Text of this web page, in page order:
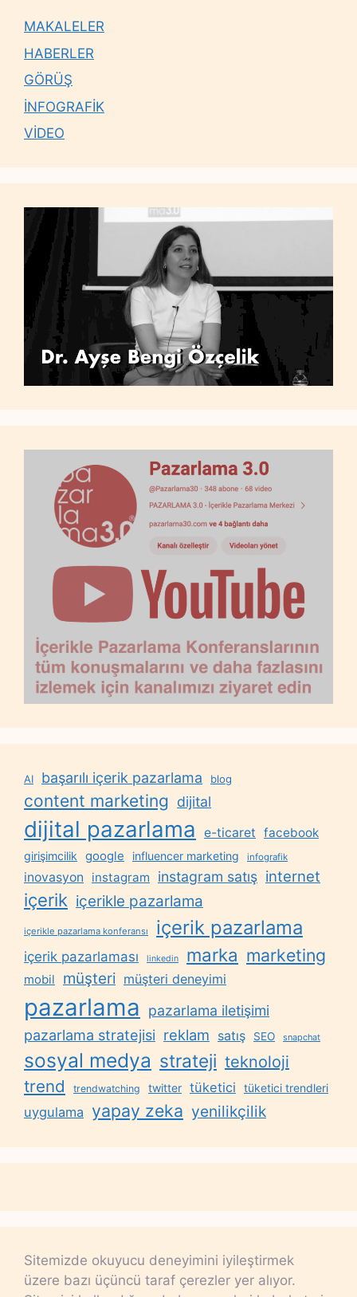
MAKALELER
HABERLER
GÖRÜŞ
İNFOGRAFİK
VİDEO
AI başarılı içerik pazarlama blog
content marketing dijital
dijital pazarlama e-ticaret facebook
girişimcilik google influencer marketing infografik
inovasyon instagram instagram satış internet
içerik içerikle pazarlama
içerikle pazarlama konferansı içerik pazarlama
içerik pazarlaması linkedin marka marketing
mobil müşteri müşteri deneyimi
pazarlama
pazarlama iletişimi
pazarlama stratejisi reklam satış SEO snapchat
sosyal medya strateji teknoloji
trend trendwatching twitter tüketici tüketici trendleri
uygulama yapay zeka yenilikçilik
Sitemizde okuyucu deneyimini iyileştirmek
üzere bazı üçüncü taraf çerezler yer alıyor.